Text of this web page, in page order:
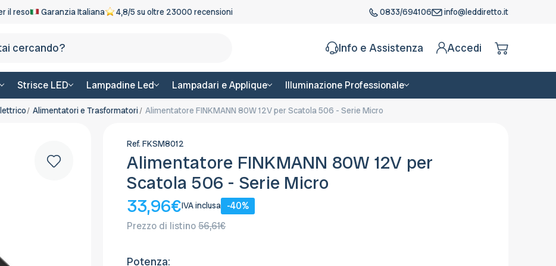
il reso Garanzia Italiana 4,8/5 su oltre 23000 recensioni 0833/694106 info@leddiretto.it
Info e Assistenza Accedi
Strisce LED Lampadine Led Lampadari e Applique Illuminazione Professionale
Alimentatori e Trasformatori Alimentatore FINKMANN 80W 12V per Scatola 506 - Serie Micro
Ref. FKSM8012
Alimentatore FINKMANN 80W 12V per
Scatola 506 - Serie Micro
33,96€IVA inclusa
-40%
Prezzo di listino56,61€
Potenza: